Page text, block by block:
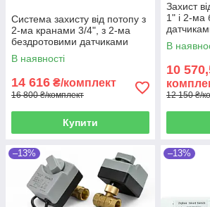
Система захисту від потопу з
2-ма кранами 3/4", з 2-ма
бездротовими датчиками
Tervix ZigBee Water Stop
В наявності
14 616 ₴/комплект
16 800 ₴/комплект
Купити
Захист
1" і 2-ма
Water Stop
В
10
12 150 ₴/
–13% –13%